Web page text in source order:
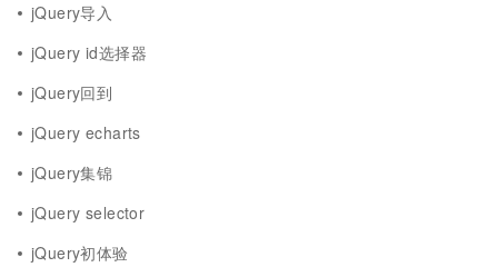
jQuery导入
jQuery id选择器
jQuery回到
jQuery echarts
jQuery集锦
jQuery selector
jQuery初体验